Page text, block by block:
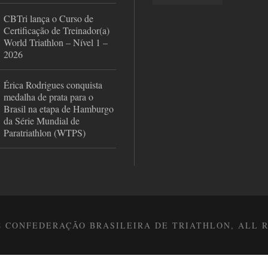
CBTri lança o Curso de
Certificação de Treinador(a)
World Triathlon – Nível 1 –
2026
Érica Rodrigues conquista
medalha de prata para o
Brasil na etapa de Hamburgo
da Série Mundial de
Paratriathlon (WTPS)
CONFEDERAÇÃO BRASILEIRA DE TRIATHLON, ALL